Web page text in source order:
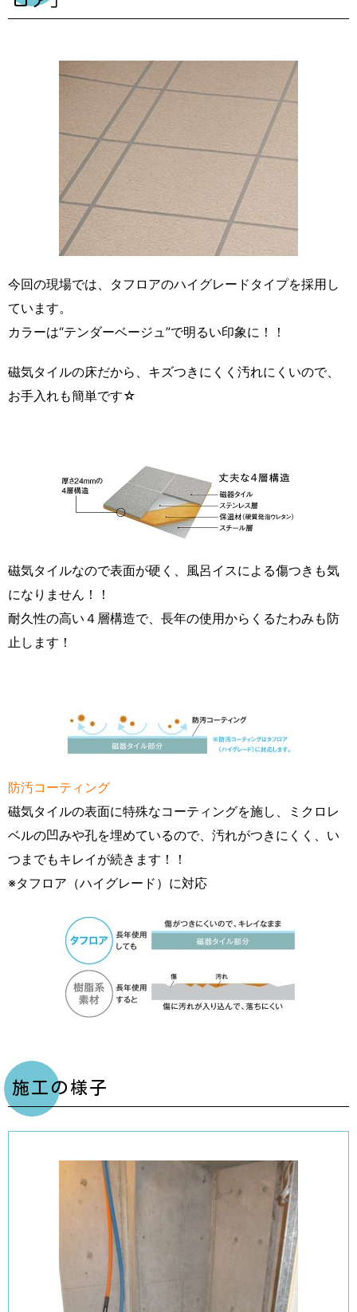
今回の現場では、タフロアのハイグレードタイプを採用し
ています。
カラーは“テンダーベージュ”で明るい印象に！！
磁気タイルの床だから、キズつきにくく汚れにくいので、
お手入れも簡単です☆
磁気タイルなので表面が硬く、風呂イスによる傷つきも気
になりません！！
耐久性の高い４層構造で、長年の使用からくるたわみも防
止します！
防汚コーティング
磁気タイルの表面に特殊なコーティングを施し、ミクロレ
ベルの凹みや孔を埋めているので、汚れがつきにくく、い
つまでもキレイが続きます！！
※タフロア（ハイグレード）に対応
施工の様子